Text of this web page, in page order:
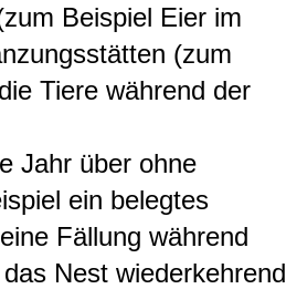
Beispiel Eier im
(zum
Tiere während der
Jahr über ohne
ein belegtes
Fällung während
Nest wiederkehrend